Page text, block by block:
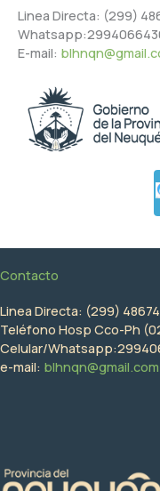
Linea Directa: (299)
E-mail:
Contacto
Linea Directa: (299)
Teléfono Hosp Cco-Ph
Celular/
e-mail: blhnqn@gmail.com